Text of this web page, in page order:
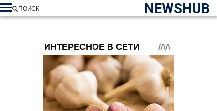
NEWSHUB
ПОИСК